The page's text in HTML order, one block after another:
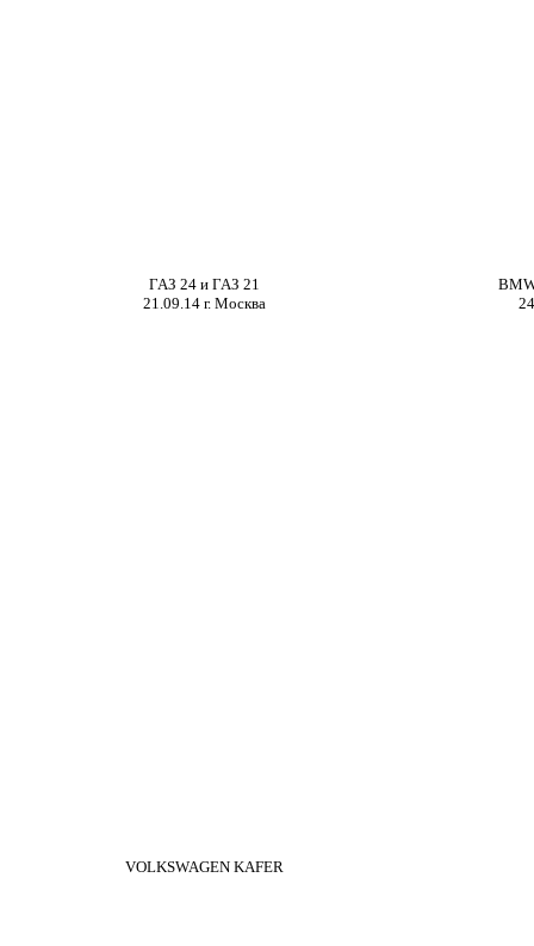
ГАЗ 24 и ГАЗ 21
21.09.14 г. Москва
24
VOLKSWAGEN KAFER